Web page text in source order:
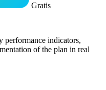
Gratis
performance indicators,
of the plan in real